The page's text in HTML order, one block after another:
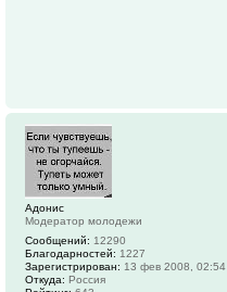
Адонис
Модератор молодежи
Сообщений: 12290
Благодарностей: 1227
Зарегистрирован: 13 фев 2008, 02:54
Откуда: Россия